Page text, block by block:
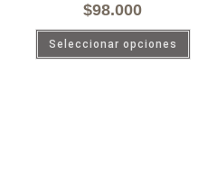
$98.000
Seleccionar opciones